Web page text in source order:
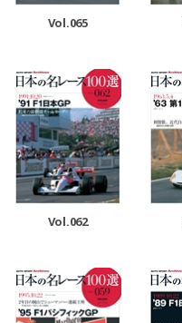
Vol.065
Vol.062